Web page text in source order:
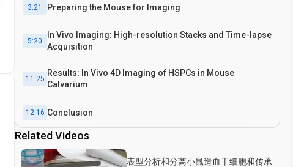
3:21 Preparing the Mouse for Imaging
5:20
In Vivo Imaging: High-resolution Stacks and Time-lapse
Acquisition
11:25
Results: In Vivo 4D Imaging of HSPCs in Mouse
Calvarium
12:16 Conclusion
Related Videos
表型分析和分离小鼠造血干细胞和传承